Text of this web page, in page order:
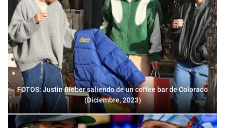
FOTOS: Justin Bieber saliendo de un coffee bar de Colorado
(Diciembre, 2023)